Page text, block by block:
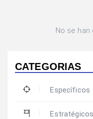
No se
CATEGORIAS
Específicos
Estratégicos